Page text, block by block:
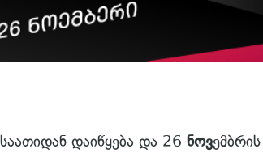
დაიწყება და 26 ნოვემბრის